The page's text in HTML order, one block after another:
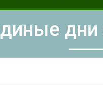
дни